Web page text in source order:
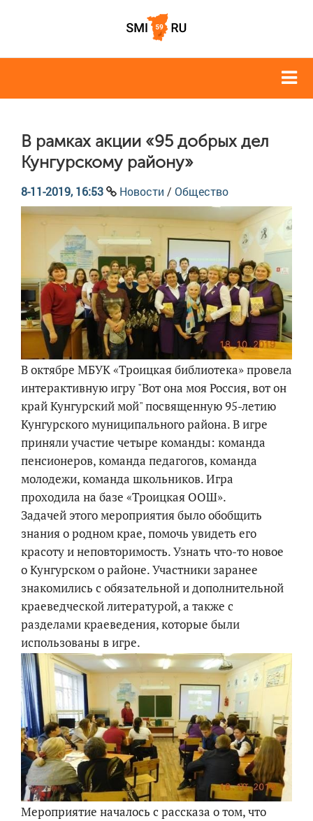
В рамках акции «95 добрых дел
Кунгурскому району»
8-11-2019, 16:53 Новости / Общество
В октябре МБУК «Троицкая библиотека» провела
интерактивную игру "Вот она моя Россия, вот он
край Кунгурский мой" посвященную 95-летию
Кунгурского муниципального района. В игре
приняли участие четыре команды: команда
пенсионеров, команда педагогов, команда
молодежи, команда школьников. Игра
проходила на базе «Троицкая ООШ».
Задачей этого мероприятия было обобщить
знания о родном крае, помочь увидеть его
красоту и неповторимость. Узнать что-то новое
о Кунгурском о районе. Участники заранее
знакомились с обязательной и дополнительной
краеведческой литературой, а также с
разделами краеведения, которые были
использованы в игре.
Мероприятие началось с рассказа о том, что